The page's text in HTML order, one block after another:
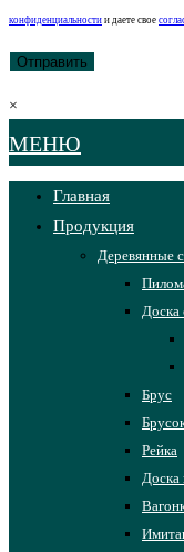
конфиденциальности и даете свое
×
МЕНЮ
Главная
Продукция
Деревянные
Доска
Брус
Рейка
Доска